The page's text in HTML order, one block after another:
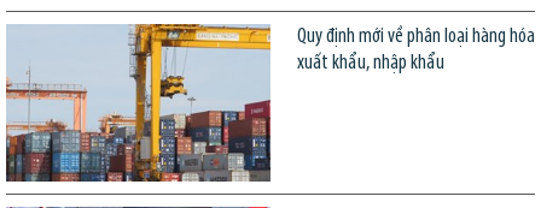
Quy định mới về phân loại hàng hóa
xuất khẩu, nhập khẩu